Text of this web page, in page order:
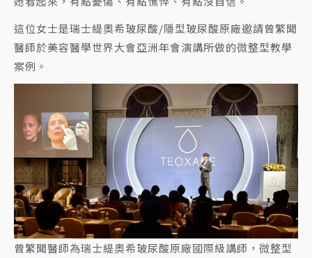
這位女士是瑞士緹奧希玻尿酸/隱型玻尿酸原廠邀請曾繁聞
醫師於美容醫學世界大會亞洲年會演講所做的微整型教學
案例。
曾繁聞醫師為瑞士緹奧希玻尿酸原廠國際級講師，微整型